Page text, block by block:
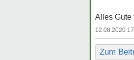
Alles Gute
12.08.2020
Zum